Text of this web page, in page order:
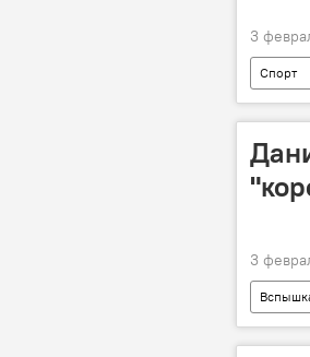
3
Спорт
3
вакцина